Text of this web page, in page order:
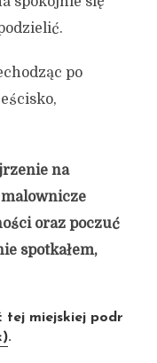
po
na
oraz poczuć
spotkałem,
tej miejskiej podr
.